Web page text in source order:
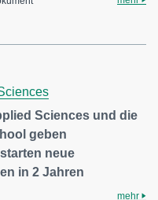
Sciences und die
geben
neue
in 2 Jahren
mehr